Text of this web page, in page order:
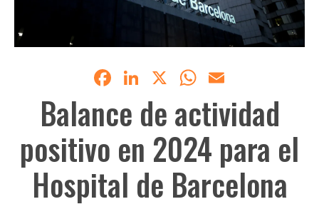
Facebook
LinkedIn
X WhatsApp
Balance de actividad
positivo en 2024 para el
Hospital de Barcelona